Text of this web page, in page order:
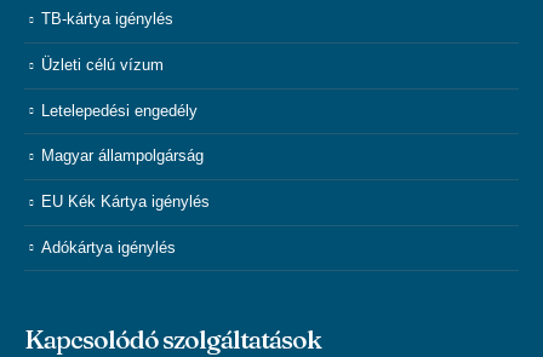
TB-kártya igénylés
Üzleti célú vízum
Letelepedési engedély
Magyar állampolgárság
EU Kék Kártya igénylés
Adókártya igénylés
Kapcsolódó szolgáltatások